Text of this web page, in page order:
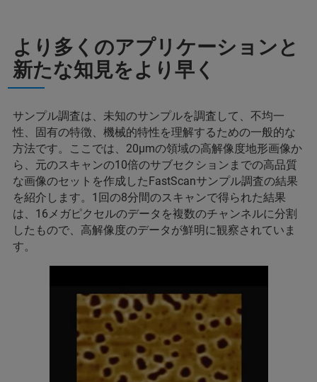
より多くのアプリケーションと
新たな知見をより早く
サンプル調査は、未知のサンプルを調査して、不均一
性、固有の特徴、機械的特性を理解するための一般的な
方法です。ここでは、20μmの領域の高解像度地形画像か
ら、元のスキャンの10倍のサブセクションまでの高品質
な画像のセットを作成したFastScanサンプル調査の結果
を紹介します。1回の8分間のスキャンで得られた結果
は、16メガピクセルのデータを複数のチャンネルに分割
したもので、高解像度のデータが鮮明に観察されていま
す。